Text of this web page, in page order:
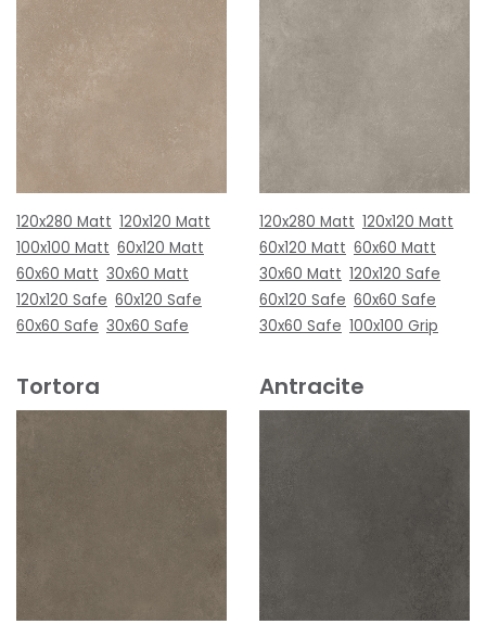
120x280 Matt 120x120 Matt
100x100 Matt 60x120 Matt
60x60 Matt 30x60 Matt
120x120 Safe 60x120 Safe
60x60 Safe 30x60 Safe
120x280 Matt 120x120 Matt
60x120 Matt 60x60 Matt
30x60 Matt 120x120 Safe
60x120 Safe 60x60 Safe
30x60 Safe 100x100 Grip
Tortora Antracite